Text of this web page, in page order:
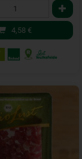
4,58 €